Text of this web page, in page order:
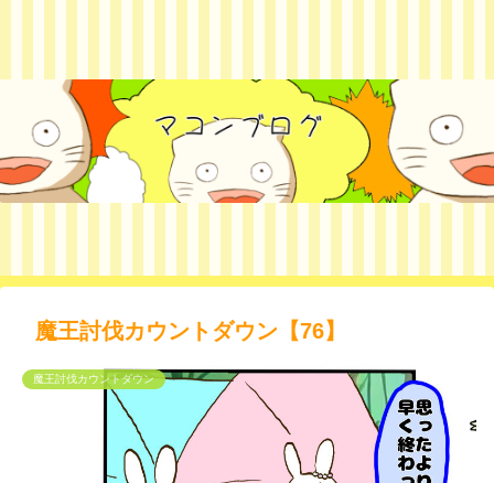
魔王討伐カウントダウン【76】
魔王討伐カウントダウン